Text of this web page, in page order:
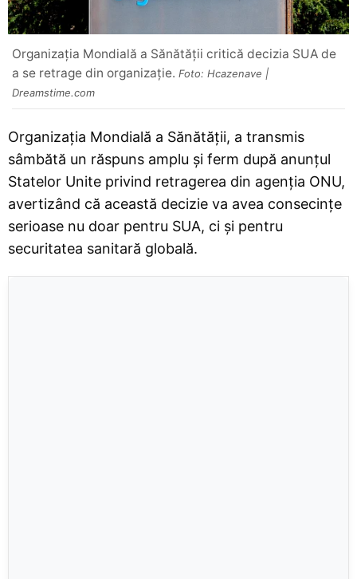
Organizația Mondială a Sănătății critică decizia SUA de
a se retrage din organizație. Foto: Hcazenave |
Dreamstime.com
Organizația Mondială a Sănătății, a transmis
sâmbătă un răspuns amplu și ferm după anunțul
Statelor Unite privind retragerea din agenția ONU,
avertizând că această decizie va avea consecințe
serioase nu doar pentru SUA, ci și pentru
securitatea sanitară globală.